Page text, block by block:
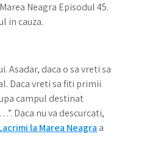
Neagra Episodul 45.
in cauza.
Asadar, daca o sa vreti sa
Daca vreti sa fiti primii
campul destinat
Daca nu va descurcati,
la Marea Neagra a